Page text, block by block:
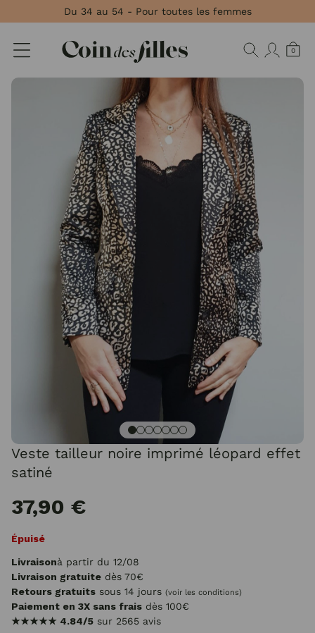
Du 34 au 54 - Pour toutes les femmes
0
Veste tailleur noire imprimé léopard effet
satiné
37,90 €
Épuisé
Livraisonà partir du 12/08
Livraison gratuite dès 70€
Retours gratuits sous 14 jours (voir les conditions)
Paiement en 3X sans frais dès 100€
★★★★★ 4.84/5 sur 2565 avis
Panneau de gestion des cookies